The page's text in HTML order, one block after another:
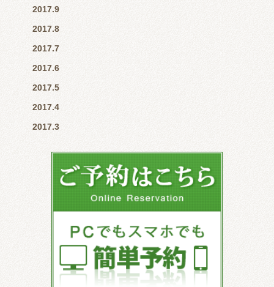
2017.9
2017.8
2017.7
2017.6
2017.5
2017.4
2017.3